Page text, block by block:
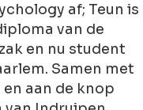
af; Teun is
van de
en nu student
Samen met
aan de knop